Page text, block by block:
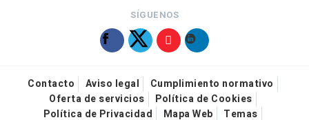
SÍGUENOS
Contacto Aviso legal
Cumplimiento normativo
Oferta de servicios
Política de Cookies
Política de Privacidad
Mapa Web Temas